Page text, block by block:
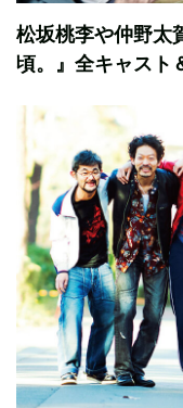
松坂桃李や仲野
頃。』全キャスト